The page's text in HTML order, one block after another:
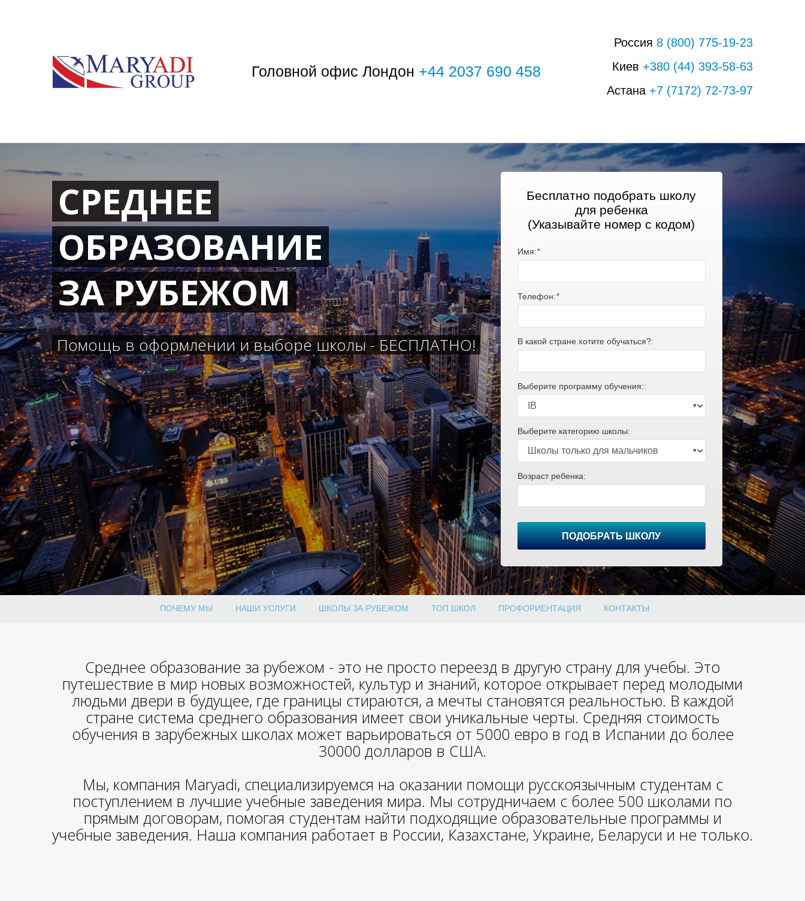
Головной офис Лондон +44 2037 690 458
Россия 8 (800) 775-19-23
Киев +380 (44) 393-58-63
Астана +7 (7172) 72-73-97
СРЕДНЕЕ
ОБРАЗОВАНИЕ
ЗА РУБЕЖОМ
Помощь в оформлении и выборе школы - БЕСПЛАТНО!
Бесплатно подобрать школу
для ребенка
(Указывайте номер с кодом)
Имя:*
Телефон:*
В какой стране хотите обучаться?:
Выберите программу обучения::
Выберите категорию школы:
Возраст ребенка:
ПОДОБРАТЬ ШКОЛУ
ПОЧЕМУ МЫ НАШИ УСЛУГИ ШКОЛЫ ЗА РУБЕЖОМ ТОП ШКОЛ ПРОФОРИЕНТАЦИЯ КОНТАКТЫ
Среднее образование за рубежом - это не просто переезд в другую страну для учебы. Это
путешествие в мир новых возможностей, культур и знаний, которое открывает перед молодыми
людьми двери в будущее, где границы стираются, а мечты становятся реальностью. В каждой
стране система среднего образования имеет свои уникальные черты. Средняя стоимость
обучения в зарубежных школах может варьироваться от 5000 евро в год в Испании до более
30000 долларов в США.
Мы, компания Maryadi, специализируемся на оказании помощи русскоязычным студентам с
поступлением в лучшие учебные заведения мира. Мы сотрудничаем с более 500 школами по
прямым договорам, помогая студентам найти подходящие образовательные программы и
учебные заведения. Наша компания работает в России, Казахстане, Украине, Беларуси и не только.